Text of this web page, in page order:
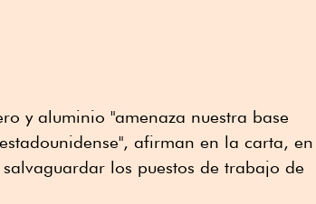
y aluminio "amenaza nuestra base
afirman en la carta, en
los puestos de trabajo de